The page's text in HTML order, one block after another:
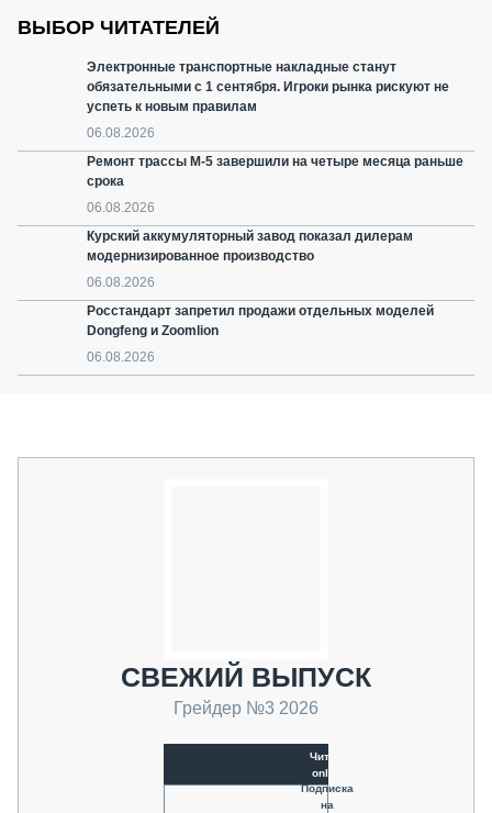
ВЫБОР ЧИТАТЕЛЕЙ
Электронные транспортные накладные станут
обязательными с 1 сентября. Игроки рынка рискуют не
успеть к новым правилам
06.08.2026
Ремонт трассы М-5 завершили на четыре месяца раньше
срока
06.08.2026
Курский аккумуляторный завод показал дилерам
модернизированное производство
06.08.2026
Росстандарт запретил продажи отдельных моделей
Dongfeng и Zoomlion
06.08.2026
СВЕЖИЙ ВЫПУСК
Грейдер №3 2026
Читать
online
Подписка
на